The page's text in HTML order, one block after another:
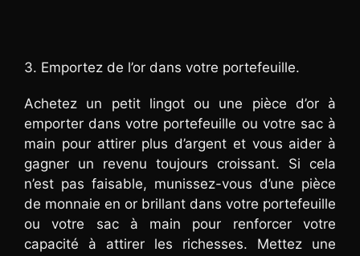
3. Emportez de l’or dans votre portefeuille.
Achetez un petit lingot ou une pièce d’or à
emporter dans votre portefeuille ou votre sac à
main pour attirer plus d’argent et vous aider à
gagner un revenu toujours croissant. Si cela
n’est pas faisable, munissez-vous d’une pièce
de monnaie en or brillant dans votre portefeuille
ou votre sac à main pour renforcer votre
capacité à attirer les richesses. Mettez une